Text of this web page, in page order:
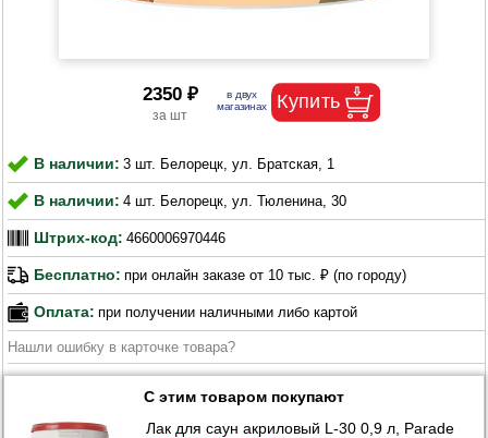
2350 ₽
В наличии: 3 шт. Белорецк, ул. Братская, 1
В наличии: 4 шт. Белорецк, ул. Тюленина, 30
Штрих-код: 4660006970446
Бесплатно: при онлайн заказе от 10 тыс. ₽ (по городу)
Оплата: при получении наличными либо картой
Нашли ошибку в карточке товара?
С этим товаром покупают
Лак для саун акриловый L-30 0,9 л, Parade